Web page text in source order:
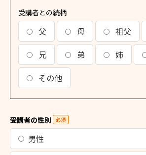
受講者との続柄
父 母 祖父
兄
弟 姉
その他
受講者の性別 必須
男性